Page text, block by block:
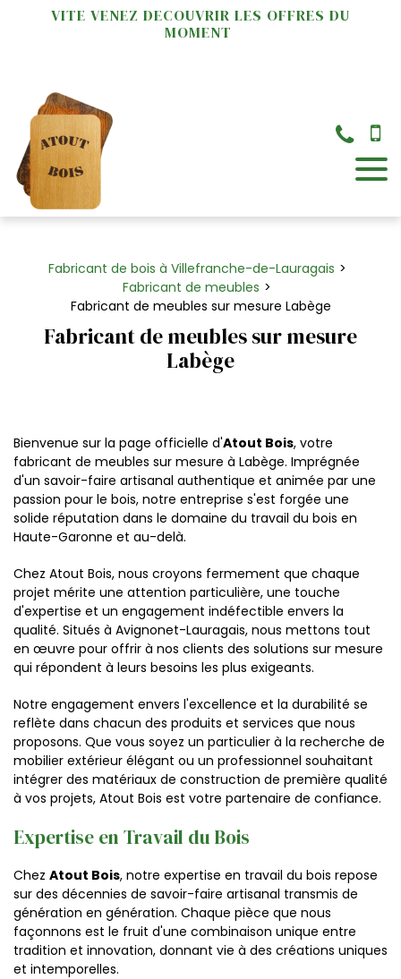
VITE VENEZ DECOUVRIR LES OFFRES DU
MOMENT
Fabricant de bois à Villefranche-de-Lauragais
Fabricant de meubles
Fabricant de meubles sur mesure Labège
Fabricant de meubles sur mesure
Labège
Bienvenue sur la page officielle d'Atout Bois, votre
fabricant de meubles sur mesure à Labège. Imprégnée
d'un savoir-faire artisanal authentique et animée par une
passion pour le bois, notre entreprise s'est forgée une
solide réputation dans le domaine du travail du bois en
Haute-Garonne et au-delà.
Chez Atout Bois, nous croyons fermement que chaque
projet mérite une attention particulière, une touche
d'expertise et un engagement indéfectible envers la
qualité. Situés à Avignonet-Lauragais, nous mettons tout
en œuvre pour offrir à nos clients des solutions sur mesure
qui répondent à leurs besoins les plus exigeants.
Notre engagement envers l'excellence et la durabilité se
reflète dans chacun des produits et services que nous
proposons. Que vous soyez un particulier à la recherche de
mobilier extérieur élégant ou un professionnel souhaitant
intégrer des matériaux de construction de première qualité
à vos projets, Atout Bois est votre partenaire de confiance.
Expertise en Travail du Bois
Chez Atout Bois, notre expertise en travail du bois repose
sur des décennies de savoir-faire artisanal transmis de
génération en génération. Chaque pièce que nous
façonnons est le fruit d'une combinaison unique entre
tradition et innovation, donnant vie à des créations uniques
et intemporelles.
Panneau de gestion des cookies